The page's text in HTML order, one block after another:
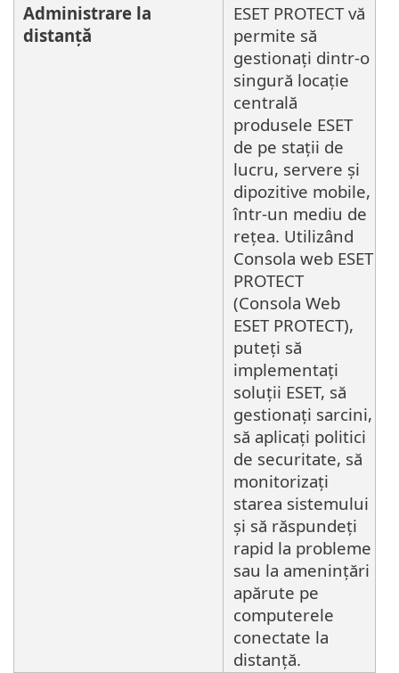
Administrare la
distanță
ESET PROTECT vă
permite să
gestionați dintr-o
singură locație
centrală
produsele ESET
de pe stații de
lucru, servere și
dipozitive mobile,
într-un mediu de
rețea. Utilizând
Consola web ESET
PROTECT
(Consola Web
ESET PROTECT),
puteți să
implementați
soluții ESET, să
gestionați sarcini,
să aplicați politici
de securitate, să
monitorizați
starea sistemului
și să răspundeți
rapid la probleme
sau la amenințări
apărute pe
computerele
conectate la
distanță.